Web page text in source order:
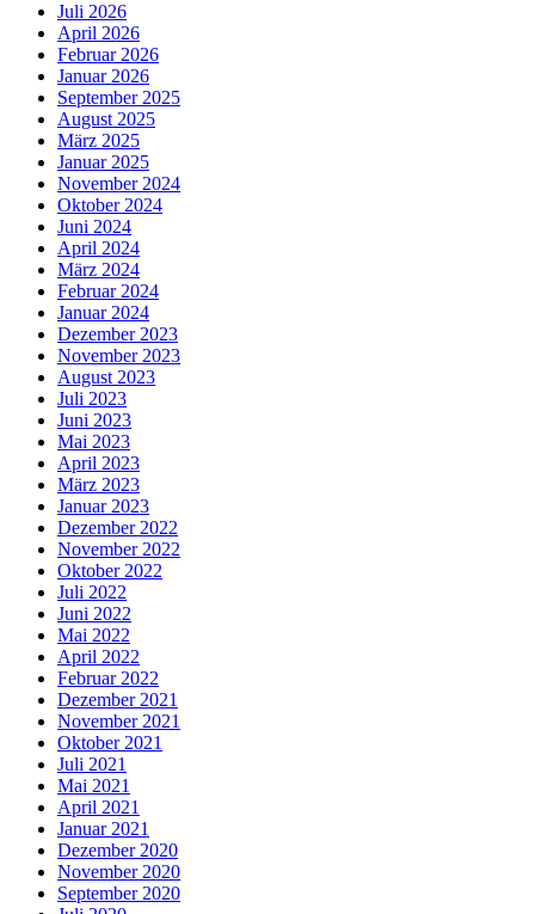
Juli 2026
April 2026
Februar 2026
Januar 2026
September 2025
August 2025
März 2025
Januar 2025
November 2024
Oktober 2024
Juni 2024
April 2024
März 2024
Februar 2024
Januar 2024
Dezember 2023
November 2023
August 2023
Juli 2023
Juni 2023
Mai 2023
April 2023
März 2023
Januar 2023
Dezember 2022
November 2022
Oktober 2022
Juli 2022
Juni 2022
Mai 2022
April 2022
Februar 2022
Dezember 2021
November 2021
Oktober 2021
Juli 2021
Mai 2021
April 2021
Januar 2021
Dezember 2020
November 2020
September 2020